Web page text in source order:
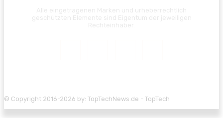
© Copyright 2016-2026 by: TopTechNews.de - TopTech